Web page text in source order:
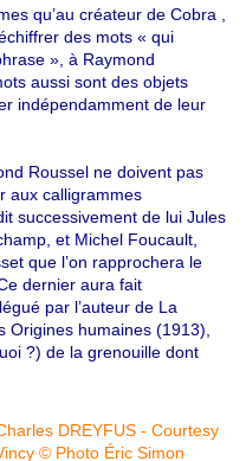
qu’au créateur de Cobra ,
des mots « qui
», à Raymond
aussi sont des objets
indépendamment de leur
Roussel ne doivent pas
aux calligrammes
successivement de lui Jules
et Michel Foucault,
que l’on rapprochera le
dernier aura fait
par l’auteur de La
Origines humaines (1913),
?) de la grenouille dont